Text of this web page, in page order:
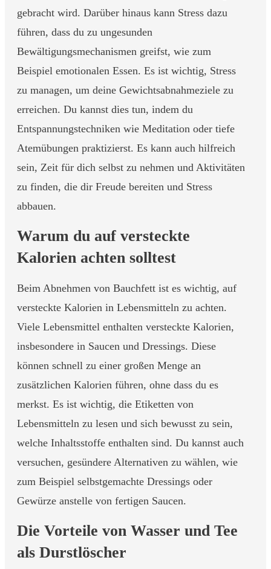
gebracht wird. Darüber hinaus kann Stress dazu
führen, dass du zu ungesunden
Bewältigungsmechanismen greifst, wie zum
Beispiel emotionalen Essen. Es ist wichtig, Stress
zu managen, um deine Gewichtsabnahmeziele zu
erreichen. Du kannst dies tun, indem du
Entspannungstechniken wie Meditation oder tiefe
Atemübungen praktizierst. Es kann auch hilfreich
sein, Zeit für dich selbst zu nehmen und Aktivitäten
zu finden, die dir Freude bereiten und Stress
abbauen.
Warum du auf versteckte
Kalorien achten solltest
Beim Abnehmen von Bauchfett ist es wichtig, auf
versteckte Kalorien in Lebensmitteln zu achten.
Viele Lebensmittel enthalten versteckte Kalorien,
insbesondere in Saucen und Dressings. Diese
können schnell zu einer großen Menge an
zusätzlichen Kalorien führen, ohne dass du es
merkst. Es ist wichtig, die Etiketten von
Lebensmitteln zu lesen und sich bewusst zu sein,
welche Inhaltsstoffe enthalten sind. Du kannst auch
versuchen, gesündere Alternativen zu wählen, wie
zum Beispiel selbstgemachte Dressings oder
Gewürze anstelle von fertigen Saucen.
Die Vorteile von Wasser und Tee
als Durstlöscher